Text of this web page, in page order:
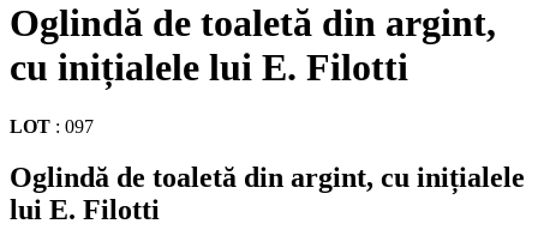
Oglindă de toaletă din argint,
cu inițialele lui E. Filotti
LOT : 097
Oglindă de toaletă din argint, cu inițialele
lui E. Filotti